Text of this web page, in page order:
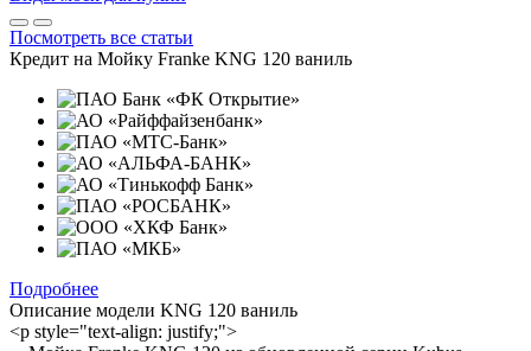
Посмотреть все статьи
Кредит на Мойку Franke KNG 120 ваниль
Подробнее
Описание модели KNG 120 ваниль
<p style="text-align: justify;">